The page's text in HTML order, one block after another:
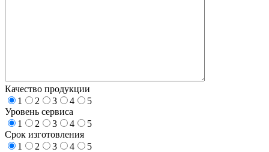
Качество продукции
1
2 3 4
5
Уровень сервиса
1
2 3 4
5
Срок изготовления
1
2 3 4
5